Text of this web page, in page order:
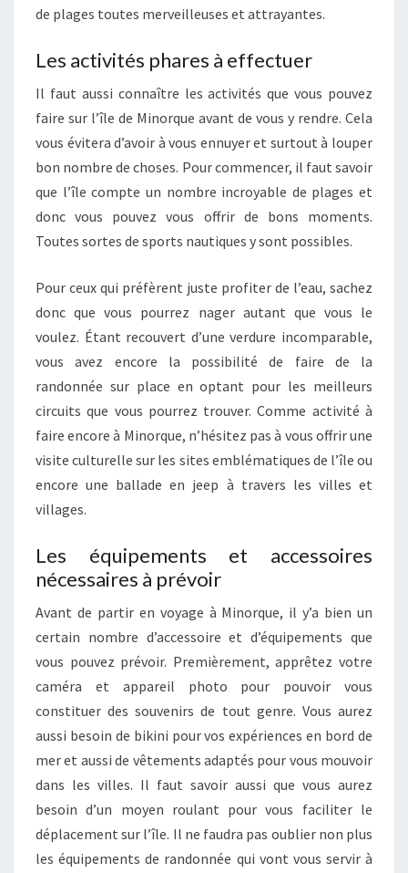
de plages toutes merveilleuses et attrayantes.
Les activités phares à effectuer
Il faut aussi connaître les activités que vous pouvez
faire sur l’île de Minorque avant de vous y rendre. Cela
vous évitera d’avoir à vous ennuyer et surtout à louper
bon nombre de choses. Pour commencer, il faut savoir
que l’île compte un nombre incroyable de plages et
donc vous pouvez vous offrir de bons moments.
Toutes sortes de sports nautiques y sont possibles.
Pour ceux qui préfèrent juste profiter de l’eau, sachez
donc que vous pourrez nager autant que vous le
voulez. Étant recouvert d’une verdure incomparable,
vous avez encore la possibilité de faire de la
randonnée sur place en optant pour les meilleurs
circuits que vous pourrez trouver. Comme activité à
faire encore à Minorque, n’hésitez pas à vous offrir une
visite culturelle sur les sites emblématiques de l’île ou
encore une ballade en jeep à travers les villes et
villages.
Les équipements et accessoires
nécessaires à prévoir
Avant de partir en voyage à Minorque, il y’a bien un
certain nombre d’accessoire et d’équipements que
vous pouvez prévoir. Premièrement, apprêtez votre
caméra et appareil photo pour pouvoir vous
constituer des souvenirs de tout genre. Vous aurez
aussi besoin de bikini pour vos expériences en bord de
mer et aussi de vêtements adaptés pour vous mouvoir
dans les villes. Il faut savoir aussi que vous aurez
besoin d’un moyen roulant pour vous faciliter le
déplacement sur l’île. Il ne faudra pas oublier non plus
les équipements de randonnée qui vont vous servir à